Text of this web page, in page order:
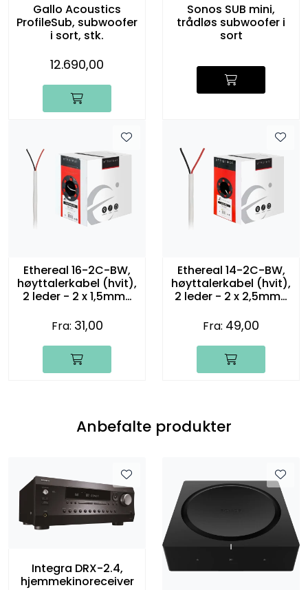
Gallo Acoustics
ProfileSub, subwoofer
i sort, stk.
12.690,00
Sonos SUB mini,
trådløs subwoofer i
sort
Ethereal 16-2C-BW,
høyttalerkabel (hvit),
2 leder - 2 x 1,5mm2
Fra: 31,00
Ethereal 14-2C-BW,
høyttalerkabel (hvit),
2 leder - 2 x 2,5mm2
Fra: 49,00
Anbefalte produkter
Integra DRX-2.4,
hjemmekinoreceiver